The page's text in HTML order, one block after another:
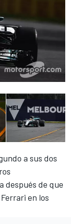
a sus dos
después de que
en los